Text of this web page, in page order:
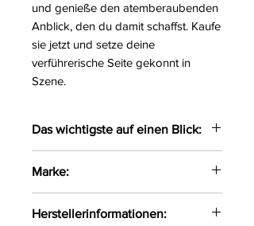
und genieße den atemberaubenden
Anblick, den du damit schaffst. Kaufe
sie jetzt und setze deine
verführerische Seite gekonnt in
Szene.
Das wichtigste auf einen Blick:
Obenrum mit einer Verzierung
aus elastischen Gummibändern
versehen
Marke:
Herstellerinformationen: